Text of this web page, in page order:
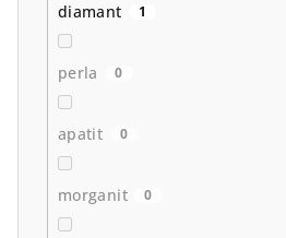
diamant 1
perla 0
apatit 0
morganit 0